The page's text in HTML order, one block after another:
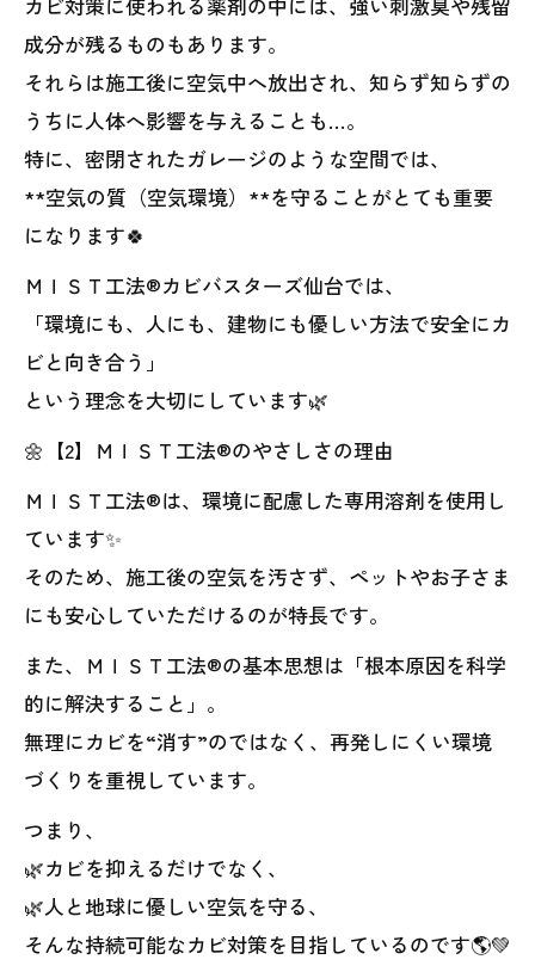
成分が残るものもあります。
それらは施工後に空気中へ放出され、知らず知らずの
うちに人体へ影響を与えることも…。
特に、密閉されたガレージのような空間では、
**空気の質（空気環境）**を守ることがとても重要
になります🍀
ＭＩＳＴ工法®カビバスターズ仙台では、
「環境にも、人にも、建物にも優しい方法で安全にカ
ビと向き合う」
という理念を大切にしています🌿
🌼【2】ＭＩＳＴ工法®のやさしさの理由
ＭＩＳＴ工法®は、環境に配慮した専用溶剤を使用し
ています✨
そのため、施工後の空気を汚さず、ペットやお子さま
にも安心していただけるのが特長です。
また、ＭＩＳＴ工法®の基本思想は「根本原因を科学
的に解決すること」。
無理にカビを“消す”のではなく、再発しにくい環境
づくりを重視しています。
つまり、
🌿カビを抑えるだけでなく、
🌿人と地球に優しい空気を守る、
そんな持続可能なカビ対策を目指しているのです🌎💚